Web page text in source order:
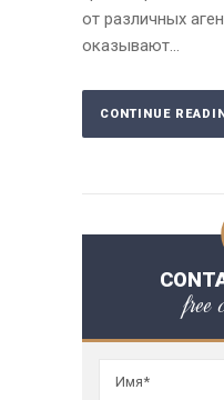
от различных
оказывают...
CONTINUE
free